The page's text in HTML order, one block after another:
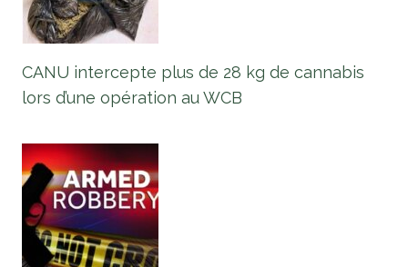
CANU intercepte plus de 28 kg de cannabis
lors d’une opération au WCB